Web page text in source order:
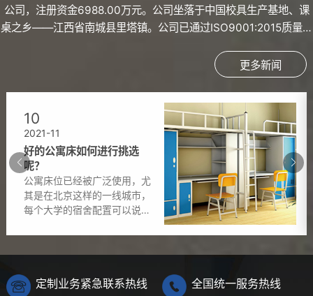
公司，注册资金6988.00万元。公司坐落于中国校具生产基地、课
桌之乡——江西省南城县里塔镇。公司已通过ISO9001:2015质量管
OHSAS18001:2007职业健康安全管理体系认证等。公司具有先进
的产品加工设备，并拥有完善的钢木家具生产流水线、喷塑流水线...
更多新闻
10
2021-11
好的公寓床如何进行挑选
呢？
公寓床位已经被广泛使用，尤
其是在北京这样的一线城市，
每个大学的宿舍配置可以说是
公寓床代替普通寄宿和卧铺，
不仅是为了给学生提供更好的
了宣传学校吸引学生学习。
定制业务紧急联系热线 全国统一服务热线